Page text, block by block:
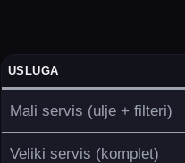
USLUGA
Mali servis (ulje + filteri)
Veliki servis (komplet)